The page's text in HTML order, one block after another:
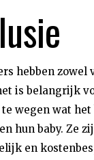
hebben zowel
is belangrijk
wegen wat het
hun baby. Ze
en